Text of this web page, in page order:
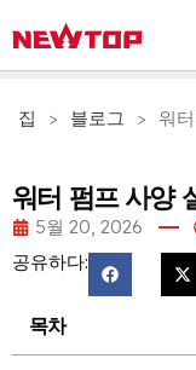
집 > 블로그 > 워
워터 펌프 사양
5월 20, 2026
공유하다:
목차